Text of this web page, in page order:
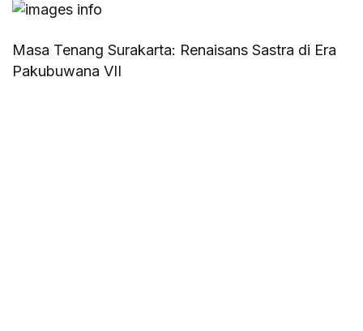
Masa Tenang Surakarta: Renaisans Sastra di Era
Pakubuwana VII